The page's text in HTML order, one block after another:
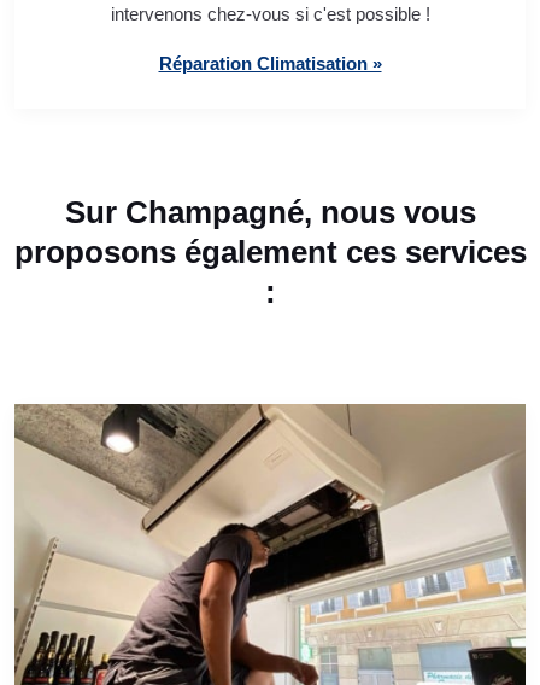
intervenons chez-vous si c'est possible !
Réparation Climatisation »
Sur Champagné, nous vous
proposons également ces services
: